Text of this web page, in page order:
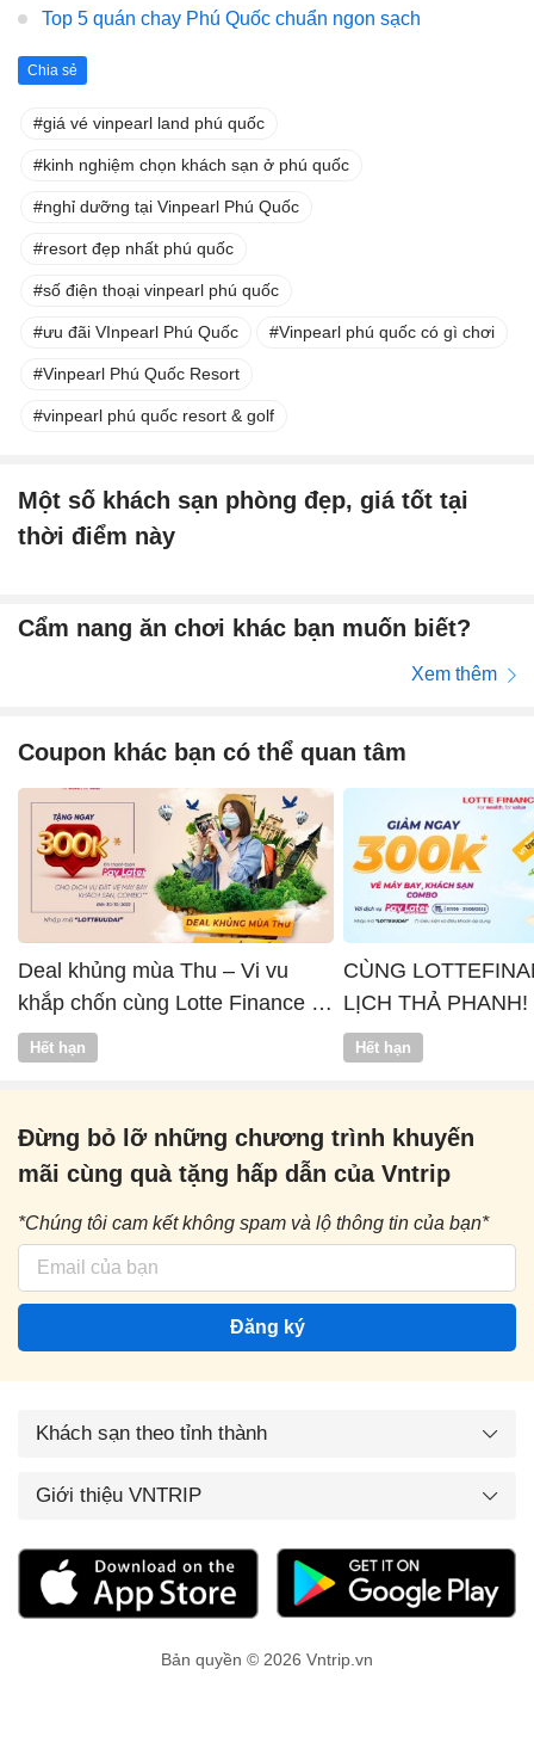
Top 5 quán chay Phú Quốc chuẩn ngon sạch
Chia sẻ
giá vé vinpearl land phú quốc
kinh nghiệm chọn khách sạn ở phú quốc
nghỉ dưỡng tại Vinpearl Phú Quốc
resort đẹp nhất phú quốc
số điện thoại vinpearl phú quốc
ưu đãi VInpearl Phú Quốc Vinpearl phú quốc có gì chơi
Vinpearl Phú Quốc Resort
vinpearl phú quốc resort & golf
Một số khách sạn phòng đẹp, giá tốt tại
thời điểm này
Cẩm nang ăn chơi khác bạn muốn biết?
Xem thêm
Coupon khác bạn có thể quan tâm
Deal khủng mùa Thu – Vi vu
khắp chốn cùng Lotte Finance x
Vntrip
Hết hạn
CÙNG
LỊCH THẢ PHANH!
Hết hạn
Đừng bỏ lỡ những chương trình khuyến
mãi cùng quà tặng hấp dẫn của Vntrip
*Chúng tôi cam kết không spam và lộ thông tin của bạn*
Đăng ký
Khách sạn theo tỉnh thành
Giới thiệu VNTRIP
Bản quyền © 2026 Vntrip.vn